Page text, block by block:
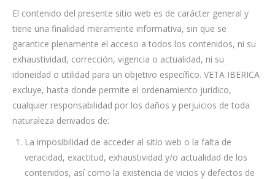
El contenido del presente sitio web es de carácter general y
tiene una finalidad meramente informativa, sin que se
garantice plenamente el acceso a todos los contenidos, ni su
exhaustividad, corrección, vigencia o actualidad, ni su
idoneidad o utilidad para un objetivo específico. VETA IBERICA
excluye, hasta donde permite el ordenamiento jurídico,
cualquier responsabilidad por los daños y perjuicios de toda
naturaleza derivados de:
La imposibilidad de acceder al sitio web o la falta de
veracidad, exactitud, exhaustividad y/o actualidad de los
contenidos, así como la existencia de vicios y defectos de